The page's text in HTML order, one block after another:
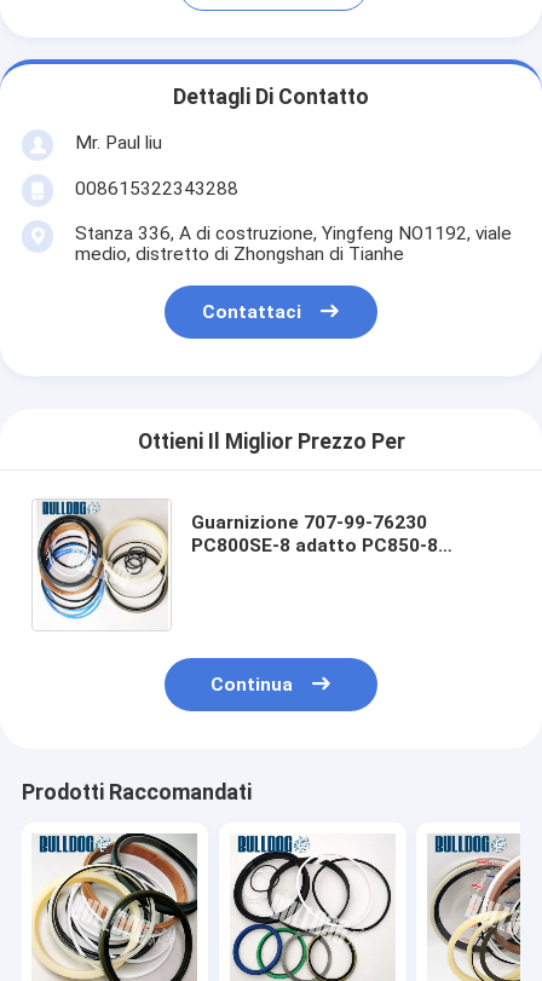
Dettagli Di Contatto
Mr. Paul liu
008615322343288
Stanza 336, A di costruzione, Yingfeng NO1192, viale
medio, distretto di Zhongshan di Tianhe
Contattaci
Ottieni Il Miglior Prezzo Per
Guarnizione 707-99-76230
PC800SE-8 adatto PC850-8
Continua
Prodotti Raccomandati